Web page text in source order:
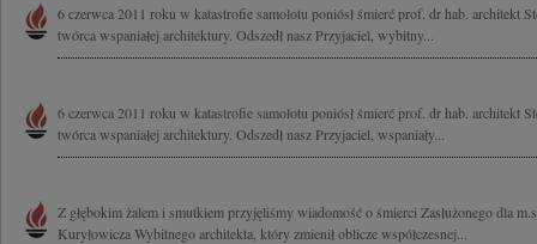
6 czerwca 2011 roku w katastrofie samolotu poniósł śmierć prof. dr hab. architekt
twórca wspaniałej architektury. Odszedł nasz Przyjaciel, wybitny...
6 czerwca 2011 roku w katastrofie samolotu poniósł śmierć prof. dr hab. architekt
twórca wspaniałej architektury. Odszedł nasz Przyjaciel, wspaniały...
Z głębokim żalem i smutkiem przyjęliśmy wiadomość o śmierci Zasłużonego dla
Kuryłowicza Wybitnego architekta, który zmienił oblicze współczesnej...